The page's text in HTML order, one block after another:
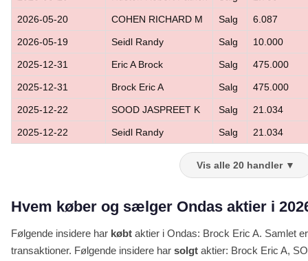
2026-05-20 COHEN RICHARD M Salg 6.087
2026-05-19 Seidl Randy Salg 10.000
2025-12-31 Eric A Brock Salg 475.000
2025-12-31 Brock Eric A Salg 475.000
2025-12-22 SOOD JASPREET K Salg 21.034
2025-12-22 Seidl Randy Salg 21.034
Vis alle 20 handler ▼
Hvem køber og sælger Ondas aktier i
Følgende insidere har købt aktier i Ondas: Brock Eric A. Samlet
transaktioner. Følgende insidere har solgt aktier: Brock Eric A,